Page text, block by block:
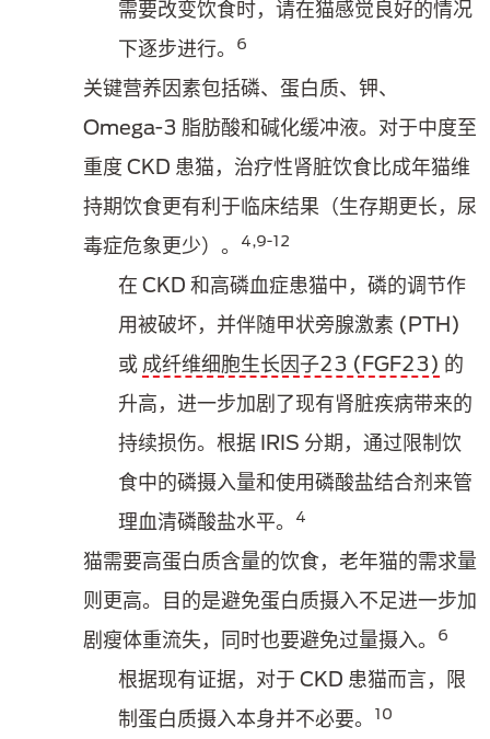
需要改变饮食时，请在猫感觉良好的情况
下逐步进行。
6
关键营养因素包括磷、蛋白质、钾、
Omega-3 脂肪酸和碱化缓冲液。对于中度至
重度 CKD 患猫，治疗性肾脏饮食比成年猫维
持期饮食更有利于临床结果（生存期更长，尿
毒症危象更少）。
4,9-12
在 CKD 和高磷血症患猫中，磷的调节作
用被破坏，并伴随甲状旁腺激素 (PTH)
或 成纤维细胞生长因子23 (FGF23) 的
升高，进一步加剧了现有肾脏疾病带来的
持续损伤。根据 IRIS 分期，通过限制饮
食中的磷摄入量和使用磷酸盐结合剂来管
理血清磷酸盐水平。
4
猫需要高蛋白质含量的饮食，老年猫的需求量
则更高。目的是避免蛋白质摄入不足进一步加
剧瘦体重流失，同时也要避免过量摄入。
6
根据现有证据，对于 CKD 患猫而言，限
制蛋白质摄入本身并不必要。
10